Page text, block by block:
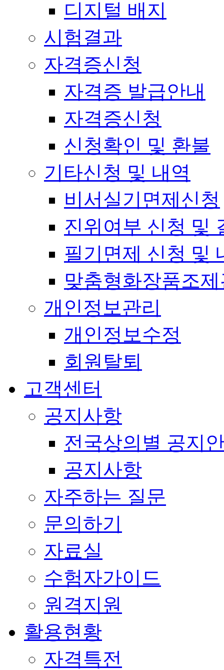
디지털 배지
시험결과
자격증신청
자격증 발급안내
자격증신청
신청확인 및 환불
기타신청 및 내역
비서실기면제신청
진위여부 신청 및
필기면제 신청 및
맞춤형화장품조
개인정보관리
개인정보수정
회원탈퇴
고객센터
공지사항
전국상의별 공지
공지사항
자주하는 질문
문의하기
자료실
수험자가이드
원격지원
활용현황
자격특전